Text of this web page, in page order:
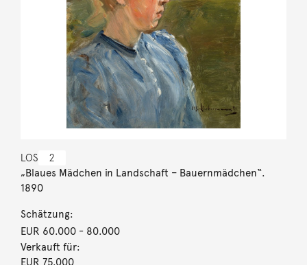
LOS 2
„Blaues Mädchen in Landschaft – Bauernmädchen“.
1890
Schätzung:
EUR 60.000- 80.000
Verkauft für:
EUR 75.000